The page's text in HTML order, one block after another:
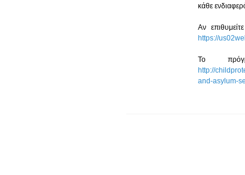
κάθε
https://
http://
and-asylum-